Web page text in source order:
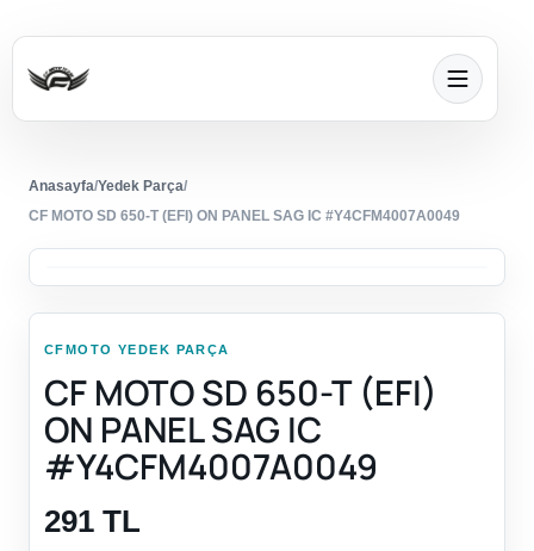
Anasayfa/Yedek Parça/
CF MOTO SD 650-T (EFI) ON PANEL SAG IC #Y4CFM4007A0049
CFMOTO YEDEK PARÇA
CF MOTO SD 650-T (EFI)
ON PANEL SAG IC
#Y4CFM4007A0049
291 TL